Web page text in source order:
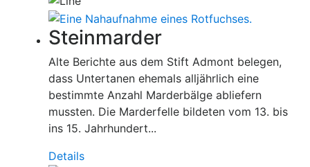
Steinmarder
Alte Berichte aus dem Stift Admont belegen,
dass Untertanen ehemals alljährlich eine
bestimmte Anzahl Marderbälge abliefern
mussten. Die Marderfelle bildeten vom 13. bis
ins 15. Jahrhundert...
Details